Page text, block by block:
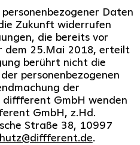
Daten
Zukunft widerrufen
die bereits vor
dem 25.Mai 2018, erteilt
berührt nicht die
personenbezogenen
der
GmbH wenden
GmbH, z.Hd.
Straße 38, 10997
.